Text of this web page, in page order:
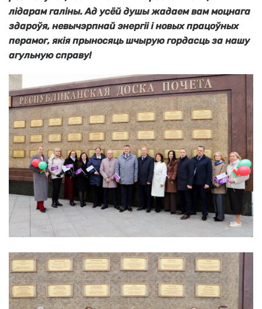
лідарам галіны. Ад усёй душы жадаем вам моцнага
здароўя, невычэрпнай энергіі і новых працоўных
перамог, якія прыносяць шчырую гордасць за нашу
агульную справу!